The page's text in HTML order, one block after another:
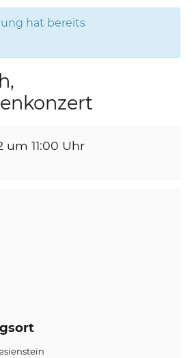
hat bereits
um 11:00 Uhr